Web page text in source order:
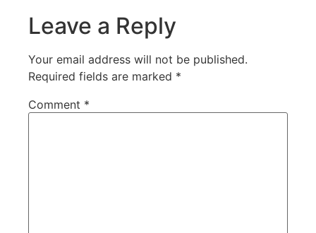
Leave a Reply
Your email address will not be published.
Required fields are marked *
Comment *